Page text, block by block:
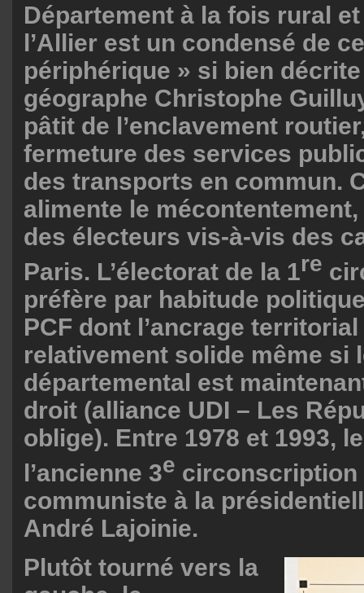
Département à la fois rural
l’Allier est un condensé de
périphérique » si bien
géographe Christophe
pâtit de l’enclavement
fermeture des services
des transports en commun.
alimente le
des électeurs vis-à-vis des
Paris. L’électorat de la 1re
préfère par habitude
PCF dont l’ancrage
relativement solide même si
départemental est
droit (alliance UDI – Les
oblige). Entre 1978 et 1993,
l’ancienne 3e circonscription
communiste à la
André Lajoinie.
Plutôt tourné vers la